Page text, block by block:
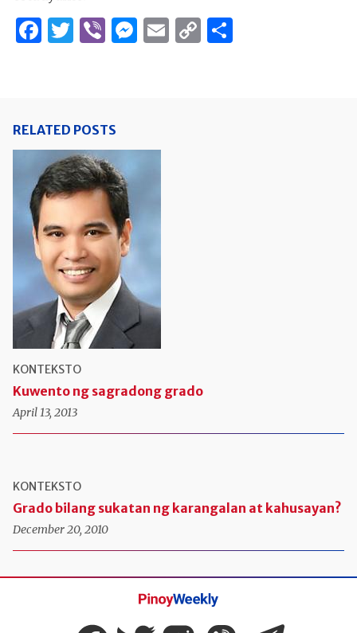
Facebook
Twitter
ViberMessenger
Email
Copy
RELATED POSTS
KONTEKSTO
Kuwento ng sagradong grado
April 13, 2013
KONTEKSTO
Grado bilang sukatan ng karangalan at kahusayan?
December 20, 2010
Pinoy